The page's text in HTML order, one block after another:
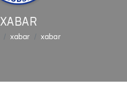
XABAR
xabar xabar